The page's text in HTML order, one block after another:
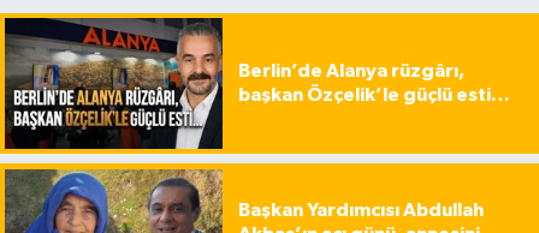
Berlin’de Alanya rüzgârı,
başkan Özçelik’le güçlü esti…
Başkan Yardımcısı Abdullah